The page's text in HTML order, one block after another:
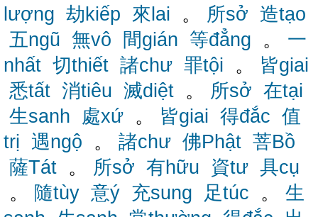
lượng 劫kiếp 來lai 。 所sở 造tạo
五ngũ 無vô 間gián 等đẳng 。 一
nhất 切thiết 諸chư 罪tội 。 皆giai
悉tất 消tiêu 滅diệt 。 所sở 在tại
生sanh
處xứ 。 皆giai 得đắc 值
trị 遇ngộ 。 諸chư 佛Phật 菩Bồ
薩Tát 。 所sở 有hữu 資tư 具cụ
。 隨tùy 意ý 充sung 足túc 。 生